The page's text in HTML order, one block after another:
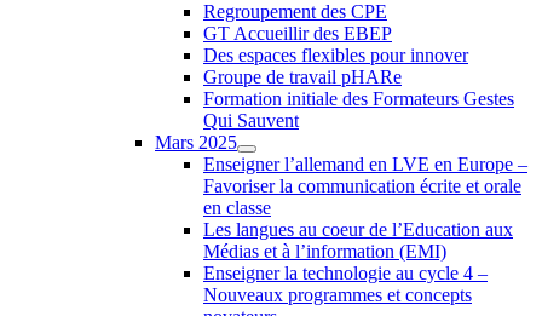
Regroupement des CPE
GT Accueillir des EBEP
Des espaces flexibles pour innover
Groupe de travail pHARe
Formation initiale des Formateurs Gestes
Qui Sauvent
Mars 2025
Enseigner l’allemand en LVE en Europe –
Favoriser la communication écrite et orale
en classe
Les langues au coeur de l’Education aux
Médias et à l’information (EMI)
Enseigner la technologie au cycle 4 –
Nouveaux programmes et concepts